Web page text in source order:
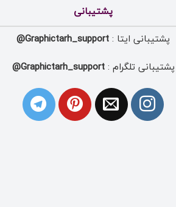
پشتیبانی
پشتیبانی ایتا : Graphictarh_support@
پشتیبانی تلگرام :Graphictarh_support@